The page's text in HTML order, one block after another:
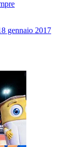
gennaio 2017